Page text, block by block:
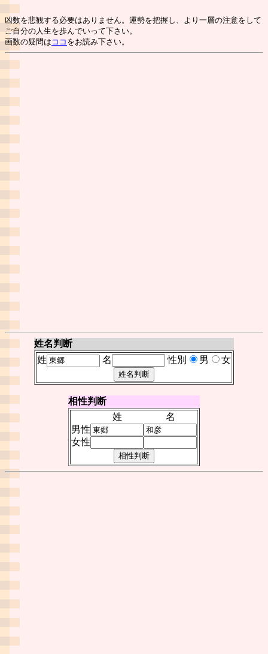
凶数を悲観する必要はありません。運勢を把握し、より一層の注意をして
ご自分の人生を歩んでいって下さい。
画数の疑問は ココ をお読み下さい。
姓名判断
姓
名 性別 男 女
相性判断
姓
名
男性
女性